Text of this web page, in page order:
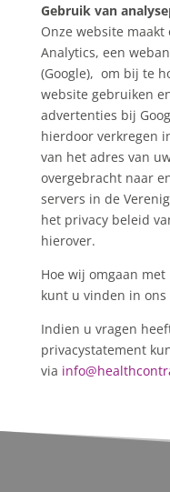
Gebruik van
Onze website maakt
Analytics, een
(Google), om bij te
website gebruiken
advertenties bij
hierdoor verkregen
van het adres van
overgebracht naar
servers in de
het privacy beleid
hierover.
Hoe wij omgaan
kunt u vinden in
Indien u vragen
privacystatement
via